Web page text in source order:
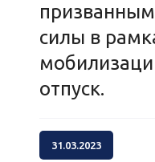
силы в
отпуск.
31.03.2023